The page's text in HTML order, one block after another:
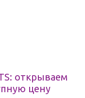
открываем
цену